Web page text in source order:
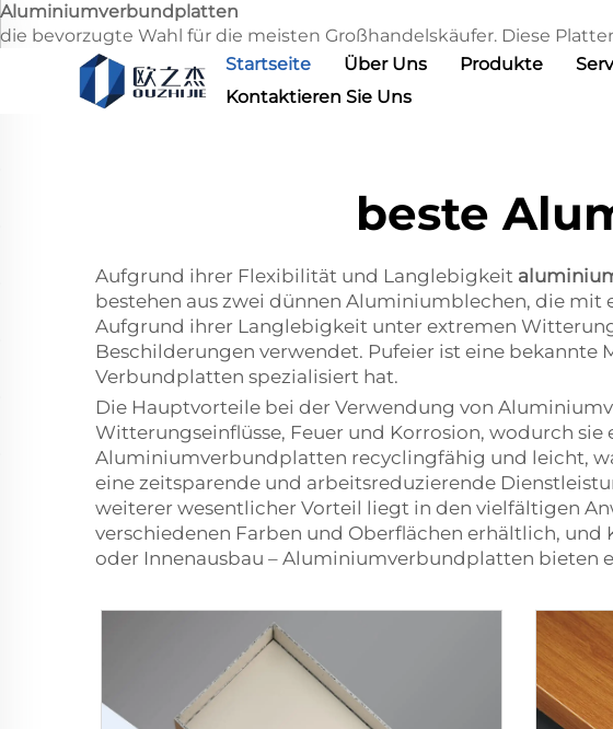
Aluminiumverbundplatten
die bevorzugte Wahl für die meisten Großhandelskäufer. Diese
Startseite
Über Uns Produkte
Kontaktieren Sie Uns
beste
Aufgrund ihrer Flexibilität und Langlebigkeit
bestehen aus zwei dünnen Aluminiumblechen, die
Aufgrund ihrer Langlebigkeit unter extremen
Beschilderungen verwendet. Pufeier ist eine
Verbundplatten spezialisiert hat.
Die Hauptvorteile bei der Verwendung von
Witterungseinflüsse, Feuer und Korrosion, wodurch
Aluminiumverbundplatten recyclingfähig und leicht,
eine zeitsparende und arbeitsreduzierende
weiterer wesentlicher Vorteil liegt in den vielfältigen
verschiedenen Farben und Oberflächen erhältlich, und
oder Innenausbau – Aluminiumverbundplatten bieten